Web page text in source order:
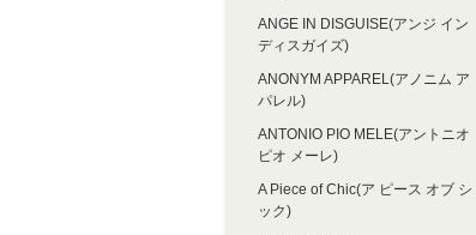
ANGE IN DISGUISE(アンジ イン
ディスガイズ)
ANONYM APPAREL(アノニム ア
パレル)
ANTONIO PIO MELE(アントニオ
ピオ メーレ)
A Piece of Chic(ア ピース オブ シ
ック)